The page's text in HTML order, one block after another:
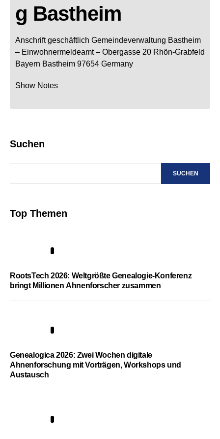
g Bastheim
Anschrift geschäftlich Gemeindeverwaltung Bastheim
– Einwohnermeldeamt – Obergasse 20 Rhön-Grabfeld
Bayern Bastheim 97654 Germany
Show Notes
Suchen
SUCHEN
Top Themen
RootsTech 2026: Weltgrößte Genealogie-Konferenz
bringt Millionen Ahnenforscher zusammen
Genealogica 2026: Zwei Wochen digitale
Ahnenforschung mit Vorträgen, Workshops und
Austausch